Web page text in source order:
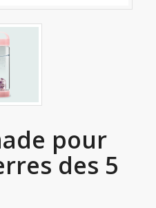
pour
des 5